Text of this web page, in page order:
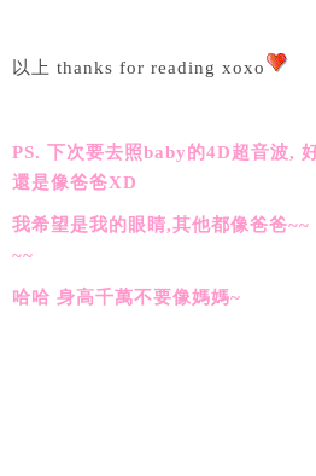
以上 thanks for reading xoxo
PS. 下次要去照baby的4D超音波,
還是像爸爸XD
我希望是我的眼睛,其他都像爸爸
~~
哈哈 身高千萬不要像媽媽~